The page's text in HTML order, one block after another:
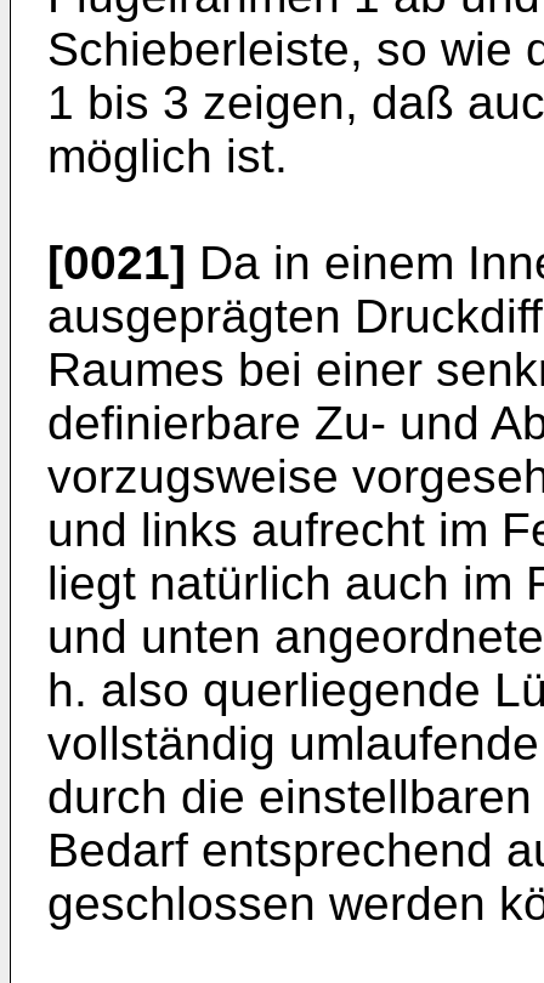
Schieberleiste, so wie
1 bis 3 zeigen, daß
möglich ist.
[0021] Da in einem
ausgeprägten
Raumes bei einer
definierbare Zu- und
vorzugsweise
und links aufrecht im
liegt natürlich auch im
und unten
h. also querliegende
vollständig
durch die
Bedarf entsprechend
geschlossen werden